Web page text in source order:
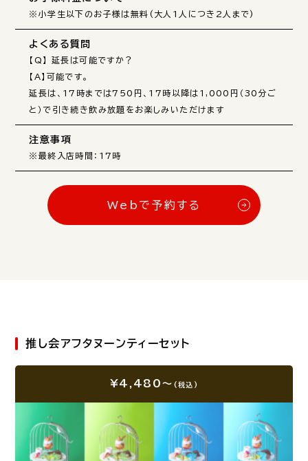
※小学生以下のお子様は無料(大人1人につき2人まで)
よくある質問
【Q】 延長は可能ですか？
【A】可能です。
延長は、17時までは750円、17時以降は1,000円（30分ご
と）で引き続き飲み放題をお楽しみいただけます
注意事項
※最終入店時間：17時
Webで予約する
推し会アフタヌーンティーセット
¥4,480～ (税込)